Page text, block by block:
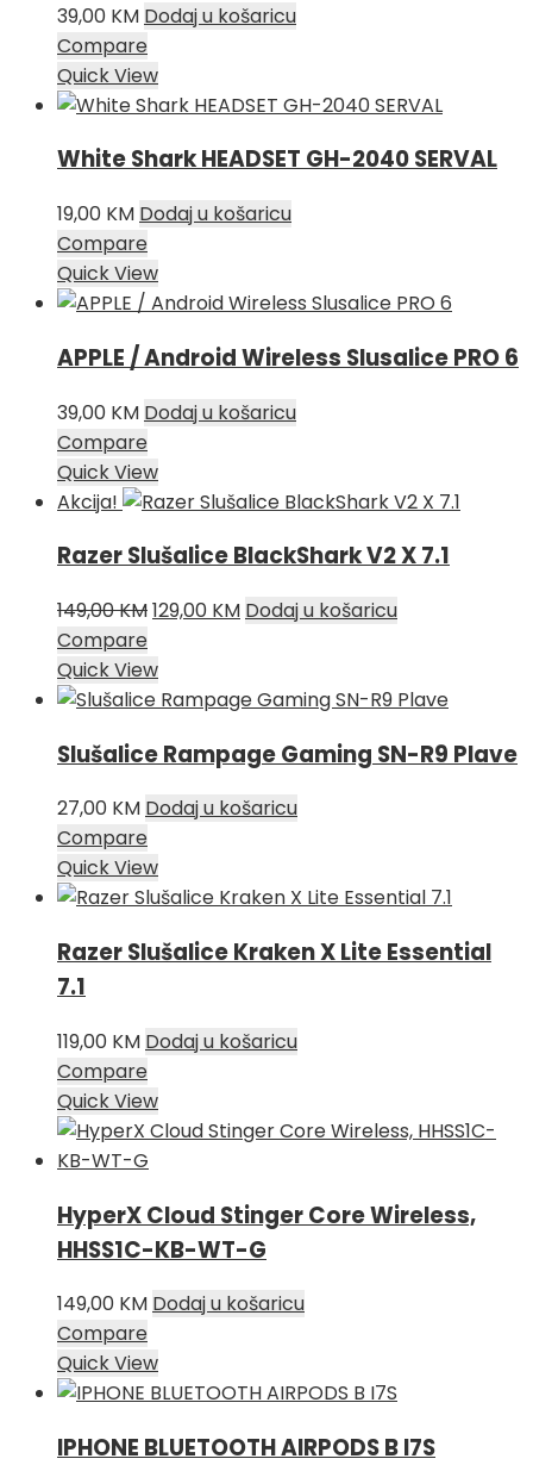
39,00 KM Dodaj u košaricu
Compare
Quick View
White Shark HEADSET GH-2040 SERVAL
19,00 KM Dodaj u košaricu
Compare
Quick View
APPLE / Android Wireless Slusalice PRO 6
39,00 KM Dodaj u košaricu
Compare
Quick View
Akcija!
Razer Slušalice BlackShark V2 X 7.1
149,00KMIzvorna
bila
je:
129,00 KMTrenutna
129,00 KM.
Dodaj u košaricu
Compare
Quick View
Slušalice Rampage Gaming SN-R9 Plave
27,00 KM Dodaj u košaricu
Compare
Quick View
Razer Slušalice Kraken X Lite Essential
7.1
119,00 KM Dodaj u košaricu
Compare
Quick View
HyperX Cloud Stinger Core Wireless,
HHSS1C-KB-WT-G
149,00 KM Dodaj u košaricu
Compare
Quick View
IPHONE BLUETOOTH AIRPODS B I7S